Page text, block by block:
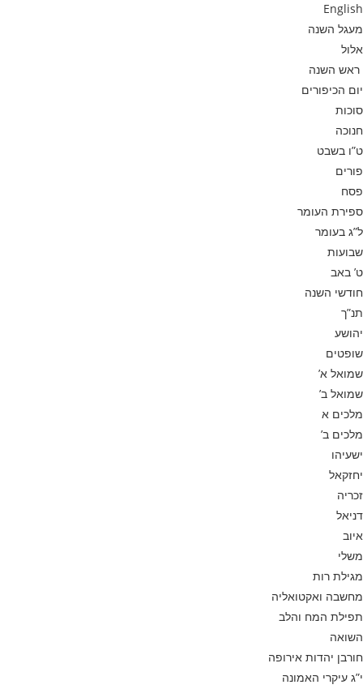
English
מעגל השנה
אלול
ראש השנה
יום הכיפורים
סוכות
חנוכה
ט”ו בשבט
פורים
פסח
ספירת העומר
ל”ג בעומר
שבועות
ט’ באב
חודשי השנה
תנ”ך
יהושע
שופטים
שמואל א’
שמואל ב’
מלכים א
מלכים ב’
ישעיהו
יחזקאל
זכריה
דניאל
איוב
משלי
מגילת רות
מחשבה ואקטואליה
תפילת המח והלב
השואה
חורבן יהדות אירופה
י”ג עיקרי האמונה